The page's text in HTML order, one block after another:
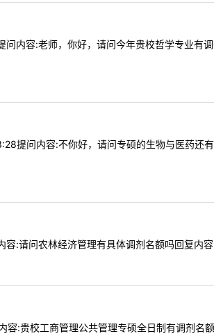
容:老师，你好，请问今年贵校哲学专业有
问内容:不你好，请问专硕的生物与医药还
:请问农林经济管理有具体调剂名额吗回复内
贵校工商管理公共管理专硕全日制有调剂名